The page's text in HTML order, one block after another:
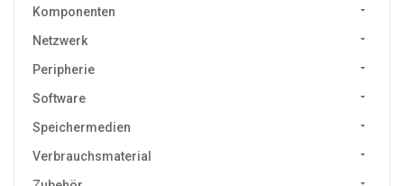
Komponenten
Netzwerk
Peripherie
Software
Speichermedien
Verbrauchsmaterial